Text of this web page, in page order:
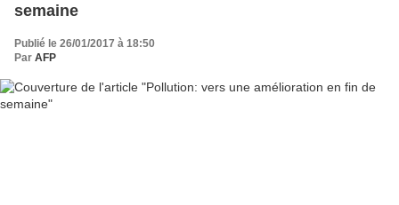
semaine
Publié le 26/01/2017 à 18:50
Par AFP